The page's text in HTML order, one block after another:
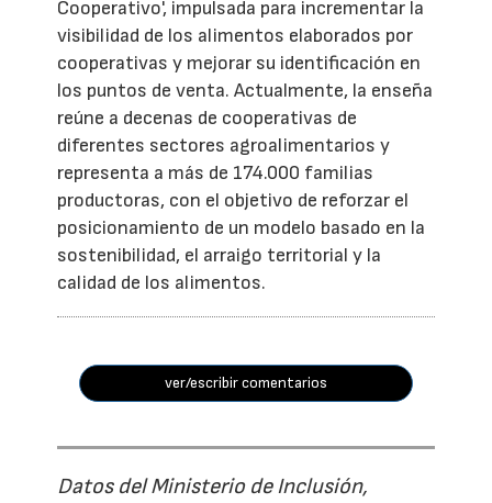
Cooperativo', impulsada para incrementar la
visibilidad de los alimentos elaborados por
cooperativas y mejorar su identificación en
los puntos de venta. Actualmente, la enseña
reúne a decenas de cooperativas de
diferentes sectores agroalimentarios y
representa a más de 174.000 familias
productoras, con el objetivo de reforzar el
posicionamiento de un modelo basado en la
sostenibilidad, el arraigo territorial y la
calidad de los alimentos.
ver/escribir comentarios
Datos del Ministerio de Inclusión,